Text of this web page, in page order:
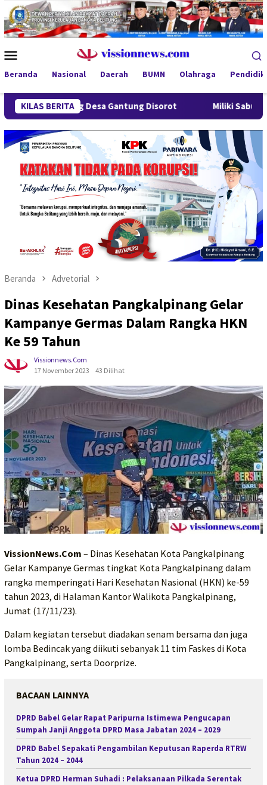
Loncat
ke
konten
Mobile
Beranda Nasional Daerah BUMN Olahraga
KILAS BERITA
Desa Gantung Disorot Miliki Sabu 50 Gram, IRT di
Beranda Advetorial
Dinas Kesehatan Pangkalpinang Gelar
Kampanye Germas Dalam Rangka HKN
Ke 59 Tahun
Vissionnews.com
17 November 2023
43 Dilihat
VissionNews.Com – Dinas Kesehatan Kota Pangkalpinang
Gelar Kampanye Germas tingkat Kota Pangkalpinang dalam
rangka memperingati Hari Kesehatan Nasional (HKN) ke-59
tahun 2023, di Halaman Kantor Walikota Pangkalpinang,
Jumat (17/11/23).
Dalam kegiatan tersebut diadakan senam bersama dan juga
lomba Bedincak yang diikuti sebanyak 11 tim Faskes di Kota
Pangkalpinang, serta Doorprize.
BACAAN LAINNYA
DPRD Babel Gelar Rapat Paripurna Istimewa Pengucapan
Sumpah Janji Anggota DPRD Masa Jabatan 2024 – 2029
DPRD Babel Sepakati Pengambilan Keputusan Raperda RTRW
Tahun 2024 – 2044
Ketua DPRD Herman Suhadi : Pelaksanaan Pilkada Serentak